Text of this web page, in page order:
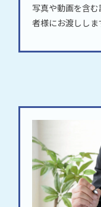
写真や動画を含
者様にお渡ししま